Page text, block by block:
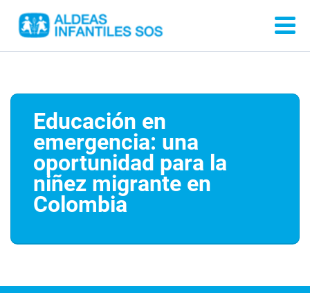
Educación en
emergencia: una
oportunidad para la
niñez migrante en
Colombia